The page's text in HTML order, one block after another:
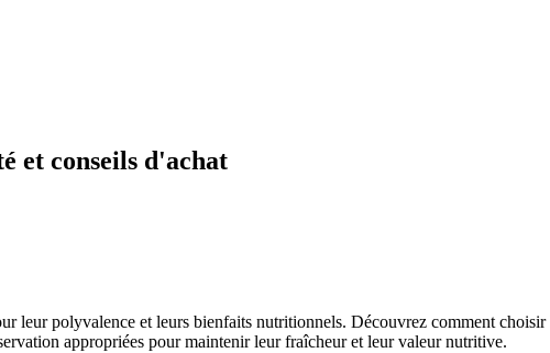
et conseils d'achat
leur polyvalence et leurs bienfaits nutritionnels. Découvrez comment
appropriées pour maintenir leur fraîcheur et leur valeur nutritive.